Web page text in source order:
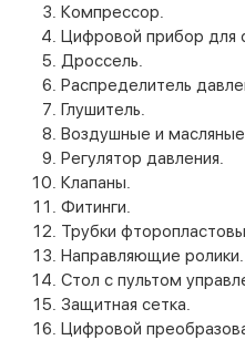
Компрессор.
Цифровой прибор для
Дроссель.
Распределитель
Глушитель.
Воздушные и масляные
Регулятор давления.
Клапаны.
Фитинги.
Трубки
Направляющие ролики.
Стол с пультом
Защитная сетка.
Цифровой